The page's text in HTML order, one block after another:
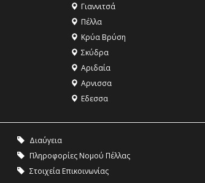
Γιαννιτσά
Πέλλα
Κρύα Βρύση
Σκύδρα
Αριδαία
Aρνισσα
Eδεσσα
Διαύγεια
Πληροφορίες Νομού Πέλλας
Στοιχεία Επικοινωνίας